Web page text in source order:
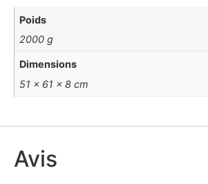
Poids
2000 g
Dimensions
51 × 61 × 8 cm
Avis